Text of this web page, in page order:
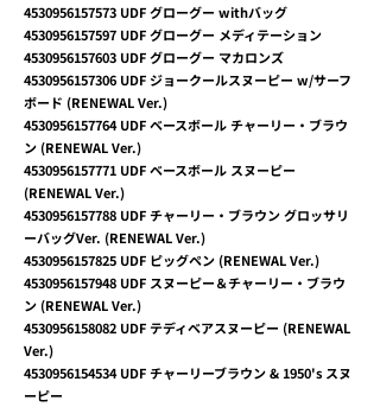
4530956157573 UDF グローグー withバッグ
4530956157597 UDF グローグー メディテーション
4530956157603 UDF グローグー マカロンズ
4530956157306 UDF ジョークールスヌーピー w/サーフ
ボード (RENEWAL Ver.)
4530956157764UDF ベースボール チャーリー・ブラウ
ン (RENEWAL Ver.)
4530956157771 UDF ベースボール スヌーピー
(RENEWAL Ver.)
4530956157788 UDF チャーリー・ブラウン グロッサリ
ーバッグVer. (RENEWAL Ver.)
4530956157825 UDF ピッグペン (RENEWAL Ver.)
4530956157948 UDF スヌーピー＆チャーリー・ブラウ
ン (RENEWAL Ver.)
4530956158082 UDF テディベアスヌーピー (RENEWAL
Ver.)
4530956154534UDF チャーリーブラウン & 1950's スヌ
ーピー